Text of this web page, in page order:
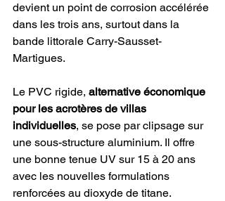
devient un point de corrosion accélérée
dans les trois ans, surtout dans la
bande littorale Carry-Sausset-
Martigues.
Le PVC rigide, alternative économique
pour les acrotères de villas
individuelles, se pose par clipsage sur
une sous-structure aluminium. Il offre
une bonne tenue UV sur 15 à 20 ans
avec les nouvelles formulations
renforcées au dioxyde de titane.